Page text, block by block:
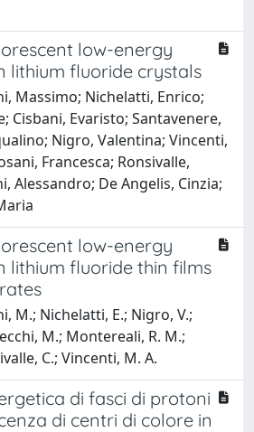
low-energy
lithium fluoride crystals
Massimo; Nichelatti, Enrico;
Cisbani, Evaristo; Santavenere,
Nigro, Valentina; Vincenti,
Francesca; Ronsivalle,
Alessandro; De Angelis, Cinzia;
low-energy
lithium fluoride thin films
M.; Nichelatti, E.; Nigro, V.;
M.; Montereali, R. M.;
C.; Vincenti, M. A.
di fasci di protoni
di centri di colore in